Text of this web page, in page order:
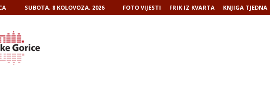
SUBOTA, 8 KOLOVOZA, 2026 FOTO VIJESTI FRIK IZ KVARTA KNJIGA TJEDNA